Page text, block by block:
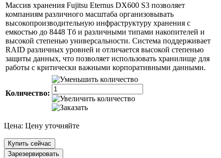
Массив хранения Fujitsu Eternus DX600 S3 позволяет
компаниям различного масштаба организовывать
высокопроизводительную инфраструктуру хранения с
емкостью до 8448 Тб и различными типами накопителей и
высокой степенью универсальности. Система поддерживает
RAID различных уровней и отличается высокой степенью
защиты данных, что позволяет использовать хранилище для
работы с критически важными корпоративными данными.
Количество:
Цена: Цену уточняйте
Купить сейчас
Зарезервировать